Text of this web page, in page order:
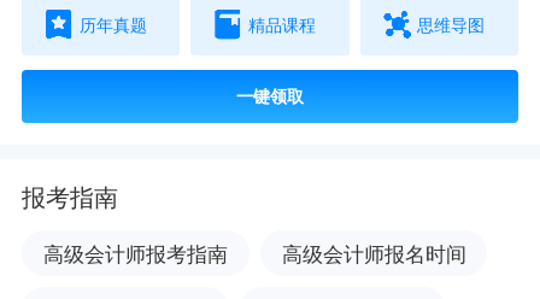
历年真题 精品课程 思维导图
一键领取
报考指南
高级会计师报考指南
高级会计师报名时间